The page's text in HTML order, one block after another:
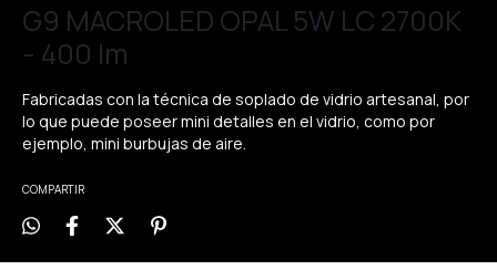
G9 MACROLED OPAL 5W LC 2700K
- 400 lm
Fabricadas con la técnica de soplado de vidrio artesanal, por
lo que puede poseer mini detalles en el vidrio, como por
ejemplo, mini burbujas de aire.
COMPARTIR